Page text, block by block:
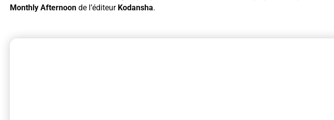
Monthly Afternoon de l’éditeur Kodansha.